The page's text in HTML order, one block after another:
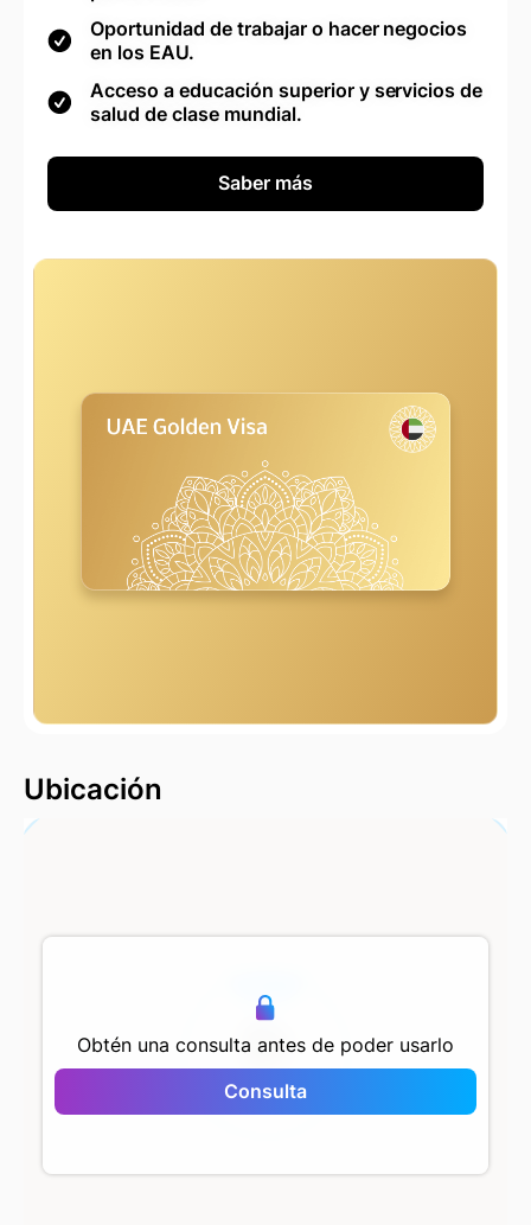
Oportunidad de trabajar o hacer negocios
en los EAU.
Acceso a educación superior y servicios de
salud de clase mundial.
Saber más
Ubicación
Obtén una consulta antes de poder usarlo
Consulta
Mega Garden Park